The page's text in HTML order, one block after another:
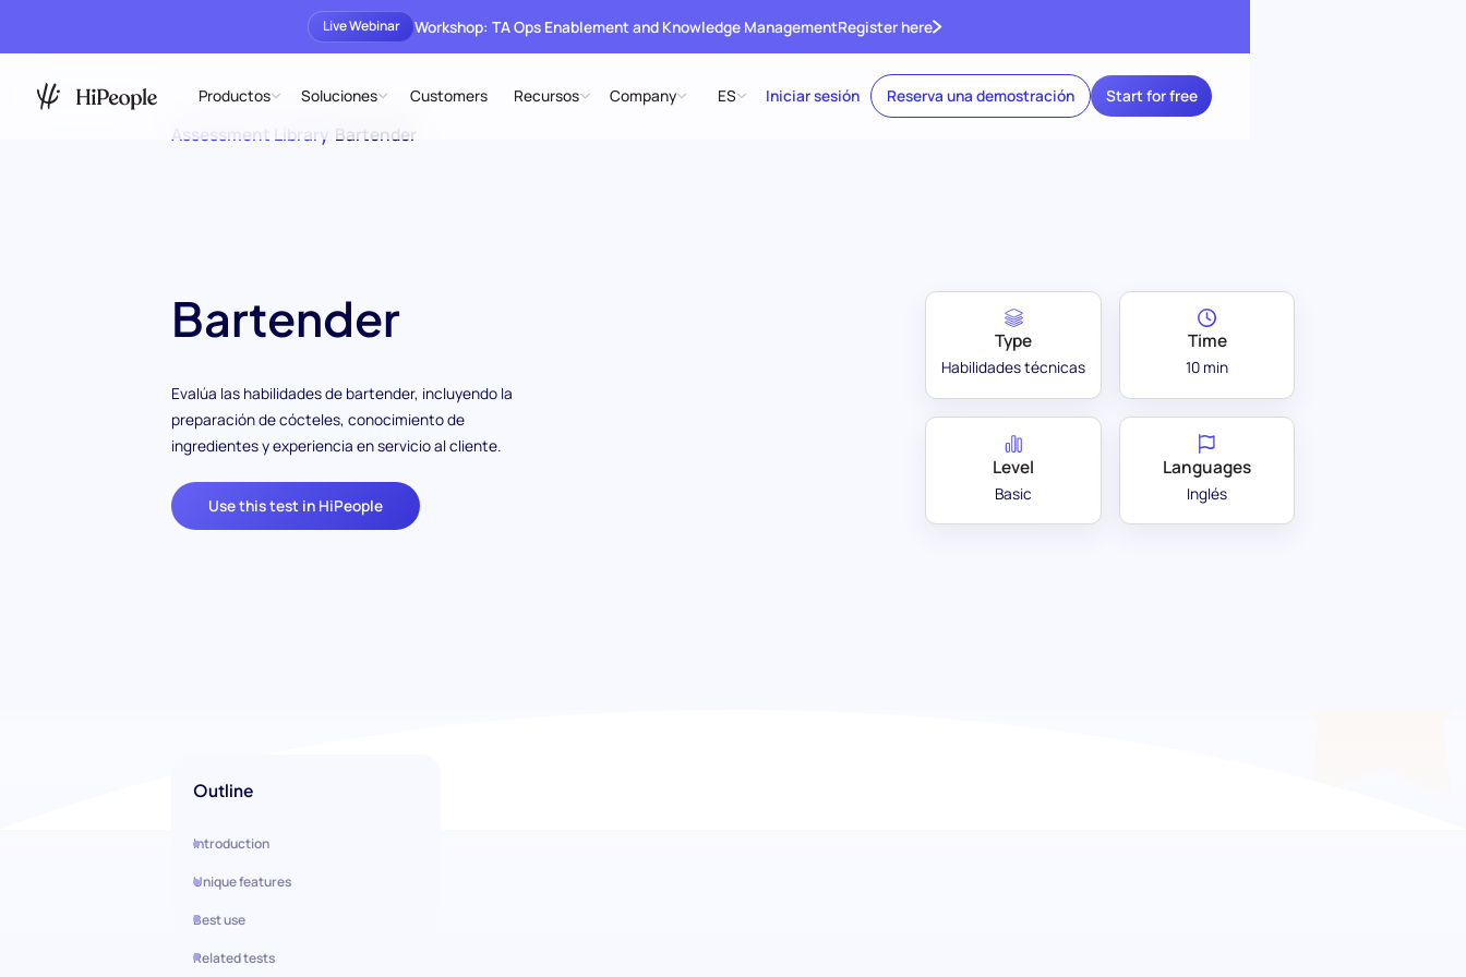
Live Webinar Workshop: TA Ops Enablement and Knowledge ManagementRegister here
Productos Soluciones Customers Recursos Company ES Iniciar sesión Reserva una demostración Start for free
Assessment Library Bartender
Bartender
Evalúa las habilidades de bartender, incluyendo la
preparación de cócteles, conocimiento de
ingredientes y experiencia en servicio al cliente.
Use this test in HiPeople
Type
Habilidades técnicas
Time
10 min
Level
Basic
Languages
Inglés
Outline
Introduction
Unique features
Best use
Related tests